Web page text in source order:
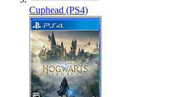
Cuphead (PS4)